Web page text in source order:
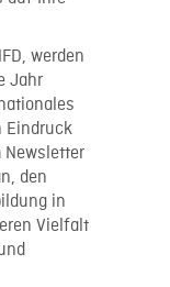
werden
Jahr
Eindruck
Newsletter
den
in
Vielfalt